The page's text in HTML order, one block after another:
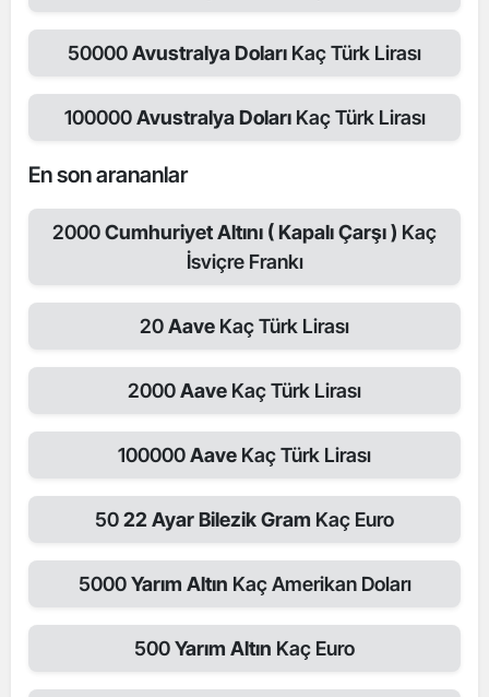
50000Avustralya Doları Kaç Türk Lirası
100000Avustralya DolarıKaç Türk Lirası
En son arananlar
2000Cumhuriyet Altını ( Kapalı Çarşı ) Kaç
İsviçre Frankı
20Aave Kaç Türk Lirası
2000Aave Kaç Türk Lirası
100000Aave Kaç Türk Lirası
5022 Ayar Bilezik Gram Kaç Euro
5000Yarım Altın Kaç Amerikan Doları
500Yarım Altın Kaç Euro